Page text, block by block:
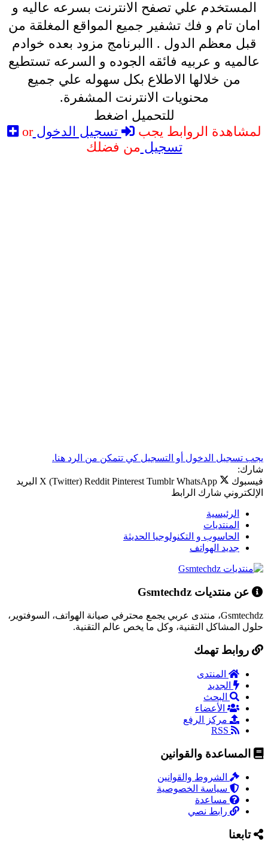
المستخدم علي تصفح الانترنت بسرعه عاليه و
امان تام و فك تشفير جميع المواقع المغلقة من
قبل معظم الدول . االبرنامج مزود بعده خوادم
عالميه و عربيه فائقه الجوده و السرعه تستطيع
من خلالها الاطلاع بكل سهوله علي جميع
محنويات الانترنت المشفرة.
للتحميل اضغط
لمشاهدة الروابط يجب
تسجيل الدخولor
تسجيل من فضلك
يجب تسجيل الدخول أو التسجيل كي تتمكن من الرد هنا.
شارك:
فيسبوك
X (Twitter) Reddit Pinterest Tumblr WhatsApp
البريد
الإلكتروني شارك الرابط
الرئيسية
المنتديات
الحاسوب و التكنولوجيا الحديثة
جديد الهواتف
عن منتديات Gsmtechdz
Gsmtechdz، منتدى عربي يجمع محترفي صيانة الهواتف، السوفتوير،
حلول المشاكل التقنية، وكل ما يخص عالم التقنية.
روابط تهمك
المنتدى
الجديد
البحث
الأعضاء
مركز الرفع
المساعدة والقوانين
الشروط والقوانين
سياسة الخصوصية
مساعدة
رابط نصي
تابعنا